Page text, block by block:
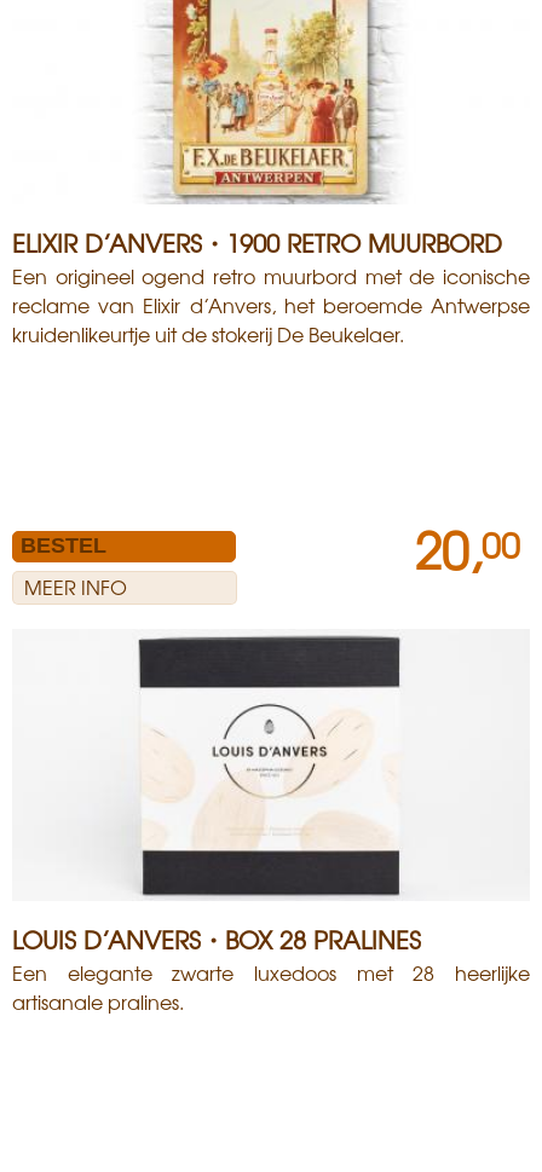
ELIXIR D’ANVERS・1900 RETRO MUURBORD
Een origineel ogend retro muurbord met de iconische
reclame van Elixir d’Anvers, het beroemde Antwerpse
kruidenlikeurtje uit de stokerij De Beukelaer.
MEER INFO
20,00
LOUIS D’ANVERS・BOX 28 PRALINES
Een elegante zwarte luxedoos met 28 heerlijke
artisanale pralines.